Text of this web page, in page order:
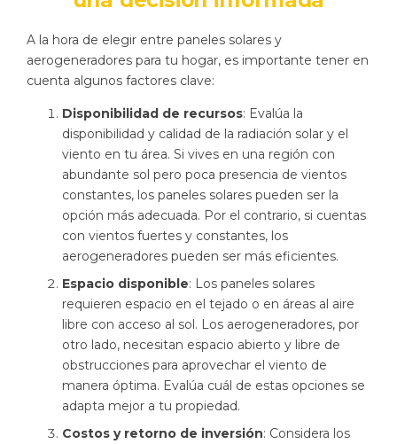
A la hora de elegir entre paneles solares y
aerogeneradores para tu hogar, es importante tener en
cuenta algunos factores clave:
Disponibilidad de recursos: Evalúa la
disponibilidad y calidad de la radiación solar y el
viento en tu área. Si vives en una región con
abundante sol pero poca presencia de vientos
constantes, los paneles solares pueden ser la
opción más adecuada. Por el contrario, si cuentas
con vientos fuertes y constantes, los
aerogeneradores pueden ser más eficientes.
Espacio disponible: Los paneles solares
requieren espacio en el tejado o en áreas al aire
libre con acceso al sol. Los aerogeneradores, por
otro lado, necesitan espacio abierto y libre de
obstrucciones para aprovechar el viento de
manera óptima. Evalúa cuál de estas opciones se
adapta mejor a tu propiedad.
Costos y retorno de inversión: Considera los